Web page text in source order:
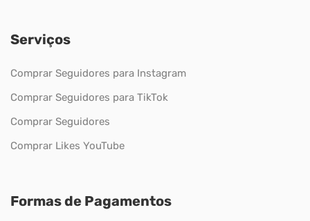
Serviços
Comprar Seguidores para Instagram
Comprar Seguidores para TikTok
Comprar Seguidores
Comprar Likes YouTube
Formas de Pagamentos